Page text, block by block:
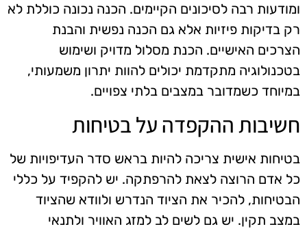
ומודעות רבה לסיכונים הקיימים. הכנה נכונה כוללת לא
רק בדיקות פיזיות אלא גם הכנה נפשית והבנת
הצרכים האישיים. הכנת מסלול מדויק ושימוש
בטכנולוגיה מתקדמת יכולים להוות יתרון משמעותי,
במיוחד כשמדובר במצבים בלתי צפויים.
חשיבות ההקפדה על בטיחות
בטיחות אישית צריכה להיות בראש סדר העדיפויות של
כל אדם הרוצה לצאת להרפתקה. יש להקפיד על כללי
הבטיחות, להכיר את הציוד הנדרש ולוודא שהציוד
במצב תקין. יש גם לשים לב למזג האוויר ולתנאי